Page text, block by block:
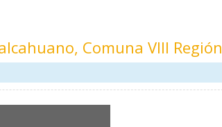
Comuna VIII Región